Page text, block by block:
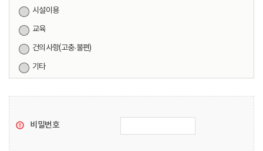
시설이용
교육
건의사항(고충·불편)
기타
비밀번호